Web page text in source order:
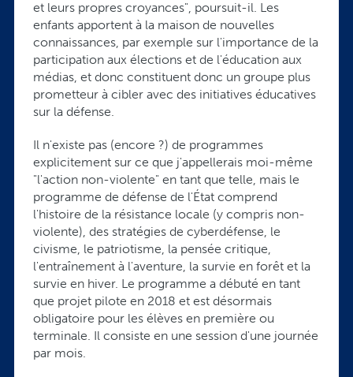
et leurs propres croyances", poursuit-il. Les
enfants apportent à la maison de nouvelles
connaissances, par exemple sur l'importance de la
participation aux élections et de l'éducation aux
médias, et donc constituent donc un groupe plus
prometteur à cibler avec des initiatives éducatives
sur la défense.
Il n'existe pas (encore ?) de programmes
explicitement sur ce que j'appellerais moi-même
"l'action non-violente" en tant que telle, mais le
programme de défense de l'État comprend
l'histoire de la résistance locale (y compris non-
violente), des stratégies de cyberdéfense, le
civisme, le patriotisme, la pensée critique,
l'entraînement à l'aventure, la survie en forêt et la
survie en hiver. Le programme a débuté en tant
que projet pilote en 2018 et est désormais
obligatoire pour les élèves en première ou
terminale. Il consiste en une session d'une journée
par mois.